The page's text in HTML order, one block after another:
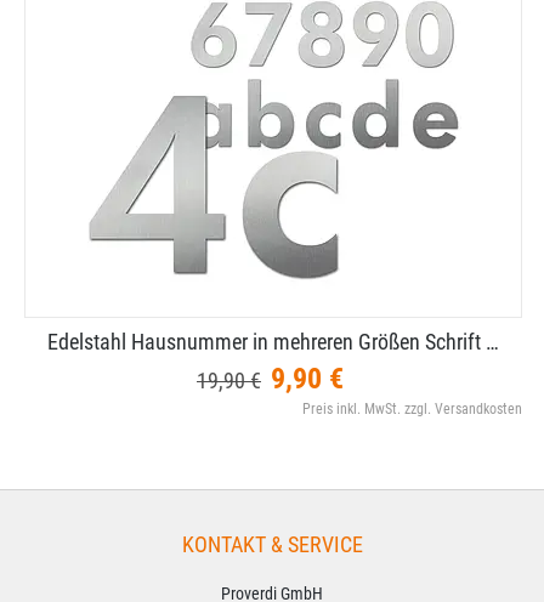
Edelstahl Hausnummer in mehreren Größen Schrift …
19,90 € 9,90 €
Preis inkl. MwSt. zzgl. Versandkosten
KONTAKT & SERVICE
Proverdi GmbH